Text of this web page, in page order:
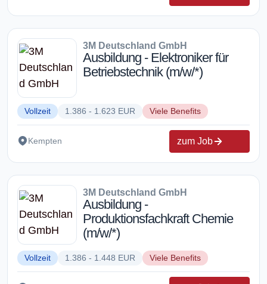
3M Deutschland GmbH
Ausbildung - Elektroniker für
Betriebstechnik (m/w/*)
Vollzeit 1.386 - 1.623 EUR Viele Benefits
Kempten zum Job
3M Deutschland GmbH
Ausbildung -
Produktionsfachkraft Chemie
(m/w/*)
Vollzeit 1.386 - 1.448 EUR Viele Benefits